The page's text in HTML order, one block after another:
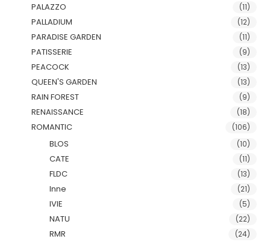
PALAZZO (11)
PALLADIUM (12)
PARADISE GARDEN (11)
PATISSERIE (9)
PEACOCK (13)
QUEEN'S GARDEN (13)
RAIN FOREST (9)
RENAISSANCE (18)
ROMANTIC (106)
BLOS (10)
CATE (11)
FLDC (13)
Inne (21)
IVIE (5)
NATU (22)
RMR (24)